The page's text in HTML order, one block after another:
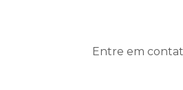
Entre em